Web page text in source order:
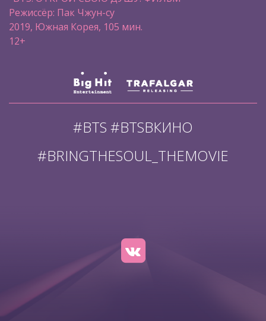
Режиссёр: Пак Чжун-су
2019, Южная Корея, 105 мин.
12+
#BTS #BTSВКИНО
#BRINGTHESOUL_THEMOVIE